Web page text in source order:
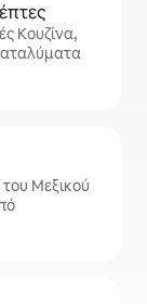
Κουζίνα,
Μεξικού